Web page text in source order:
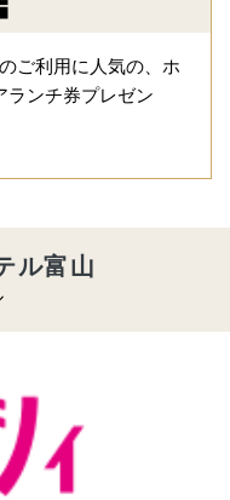
ご利用に人気の、ホ
ランチ券プレゼン
ル富山